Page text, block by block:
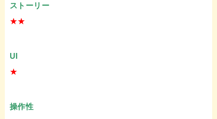
ストーリー
★★
UI
★
操作性